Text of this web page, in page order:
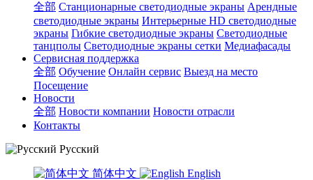
全部 Станционарные светодиодные экраны Арендные
светодиодные экраны Интерьерные HD светодиодные
экраны Гибкие светодиодные экраны Светодиодные
танцполы Светодиодные экраны сетки Медиафасады
Сервисная поддержка
全部 Обучение Онлайн сервис Выезд на место
Посещение
Новости
全部 Новости компании Новости отрасли
Контакты
Русский
简体中文 English